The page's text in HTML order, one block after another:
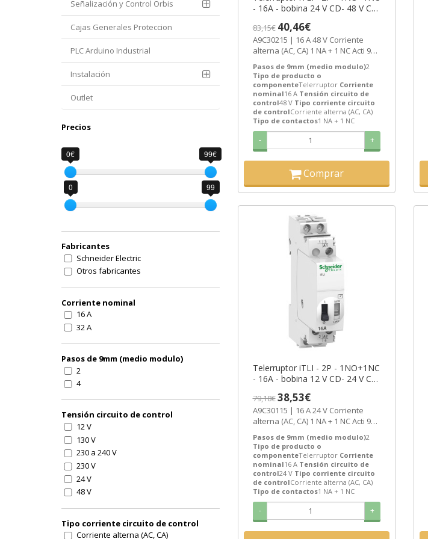
- 16A - bobina 24 V CD- 48 V CA
Schneider Electric [PLAZO 3-6
SEMANAS]
83,15€ 40,46€
A9C30215 | 16 A 48 V Corriente
alterna (AC, CA) 1 NA + 1 NC Acti 9
Pasos de 9mm (medio modulo)2
Tipo de producto o
componenteTelerruptor Corriente
nominal16 A Tensión circuito de
control48 V Tipo corriente circuito
de controlCorriente alterna (AC, CA)
Tipo de contactos1 NA + 1 NC
- +
Comprar
Telerruptor iTLI - 2P - 1NO+1NC
- 16A - bobina 12 V CD- 24 V CA
Schneider Electric [PLAZO 3-6
SEMANAS]
79,18€38,53€
A9C30115 | 16 A 24 V Corriente
alterna (AC, CA) 1 NA + 1 NC Acti 9
Pasos de 9mm (medio modulo)2
Tipo de producto o
componenteTelerruptor Corriente
nominal16 A Tensión circuito de
control24 V Tipo corriente circuito
de controlCorriente alterna (AC, CA)
Tipo de contactos1 NA + 1 NC
- +
Señalización y Control Orbis
Cajas Generales Proteccion
PLC Arduino Industrial
Instalación
Outlet
Precios
0€ 99€
0 99
Fabricantes
Schneider Electric
Otros fabricantes
Corriente nominal
16 A
32 A
Pasos de 9mm (medio modulo)
2
4
Tensión circuito de control
12 V
130 V
230 a 240 V
230 V
24 V
48 V
Tipo corriente circuito de control
Corriente alterna (AC, CA)